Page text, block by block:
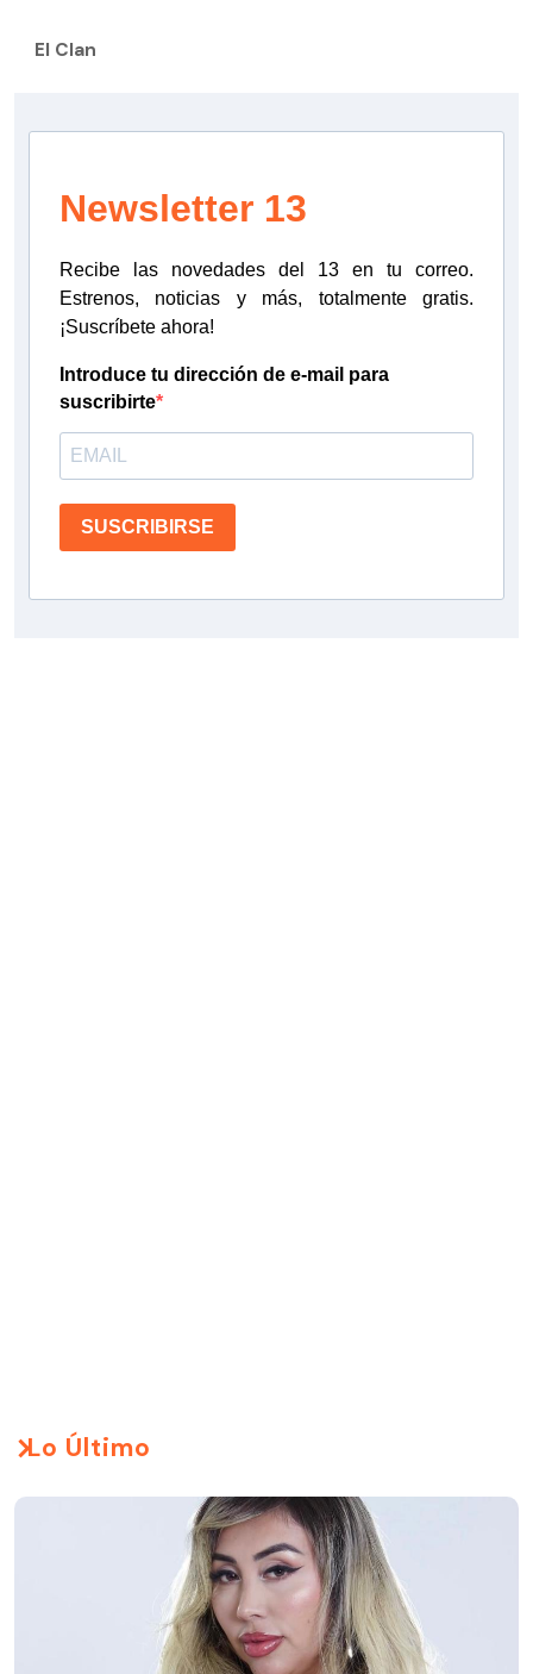
El Clan
Newsletter 13
Recibe las novedades del 13 en tu correo.
Estrenos, noticias y más, totalmente gratis.
¡Suscríbete ahora!
Introduce tu dirección de e-mail para
suscribirte
SUSCRIBIRSE
Lo Último